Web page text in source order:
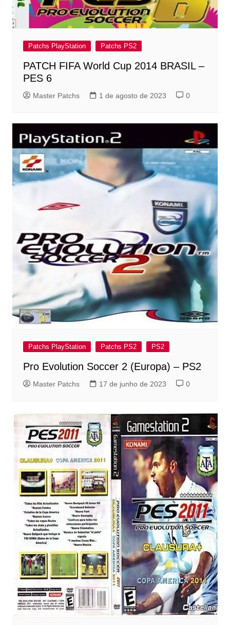
Patchs PlayStation Patchs PS2
PATCH FIFA World Cup 2014 BRASIL –
PES 6
Master Patchs 1 de agosto de 2023 0
Patchs PlayStation Patchs PS2 PS2
Pro Evolution Soccer 2 (Europa) – PS2
Master Patchs 17 de junho de 2023 0